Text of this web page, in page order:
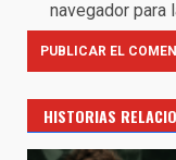
navegador para
HISTORIAS